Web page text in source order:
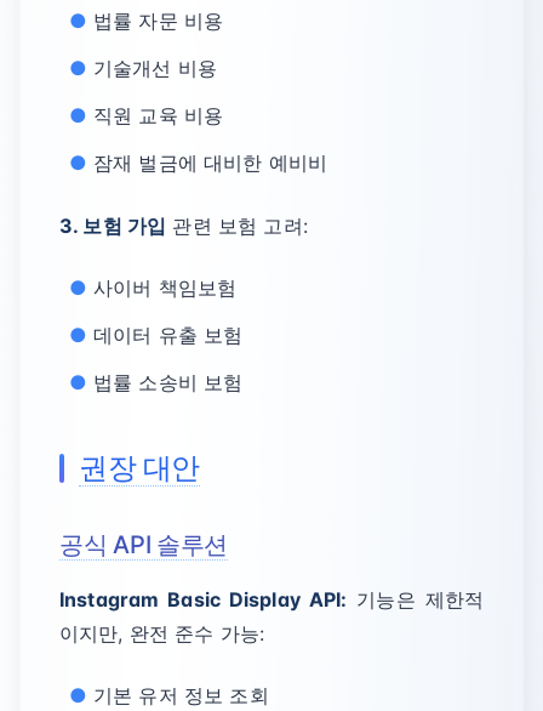
법률 자문 비용
기술개선 비용
직원 교육 비용
잠재 벌금에 대비한 예비비
3. 보험 가입 관련 보험 고려:
사이버 책임보험
데이터 유출 보험
법률 소송비 보험
권장 대안
공식 API 솔루션
Instagram Basic Display API: 기능은 제한적
이지만, 완전 준수 가능:
기본 유저 정보 조회